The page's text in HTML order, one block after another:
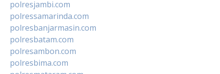
polresjambi.com
polressamarinda.com
polresbanjarmasin.com
polresbatam.com
polresambon.com
polresbima.com